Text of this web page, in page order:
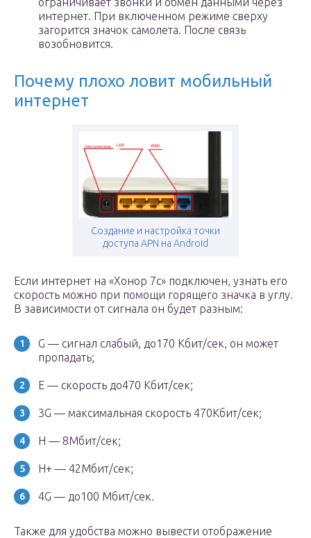
интернет. При включенном режиме сверху
загорится значок самолета. После связь
возобновится.
Почему плохо ловит мобильный
интернет
Создание и настройка точки
доступа APN на Android
Если интернет на «Хонор 7с» подключен, узнать его
скорость можно при помощи горящего значка в углу.
В зависимости от сигнала он будет разным:
G — сигнал слабый, до170 Кбит/сек, он может
пропадать;
E — скорость до470 Кбит/сек;
3G — максимальная скорость 470Кбит/сек;
H — 8Мбит/сек;
H+ — 42Мбит/сек;
4G — до100 Мбит/сек.
Также для удобства можно вывести отображение